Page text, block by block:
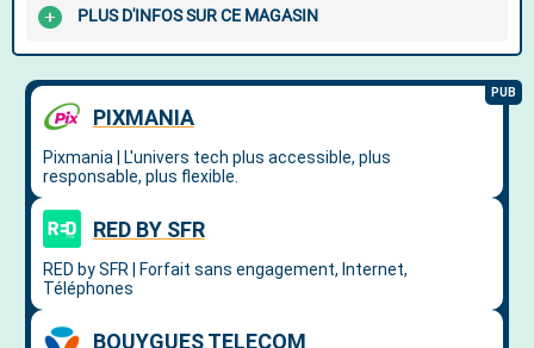
PLUS D'INFOS SUR CE MAGASIN